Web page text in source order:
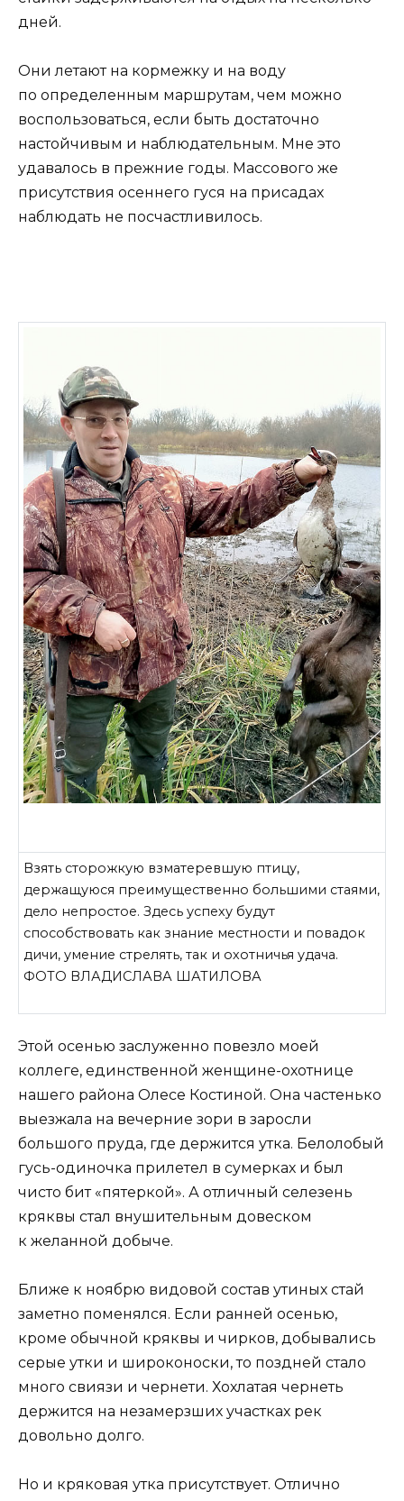
дней.
Они летают на кормежку и на воду
по определенным маршрутам, чем можно
воспользоваться, если быть достаточно
настойчивым и наблюдательным. Мне это
удавалось в прежние годы. Массового же
присутствия осеннего гуся на присадах
наблюдать не посчастливилось.
Взять сторожкую взматеревшую птицу,
держащуюся преимущественно большими стаями,
дело непростое. Здесь успеху будут
способствовать как знание местности и повадок
дичи, умение стрелять, так и охотничья удача.
ФОТО ВЛАДИСЛАВА ШАТИЛОВА
Этой осенью заслуженно повезло моей
коллеге, единственной женщине-охотнице
нашего района Олесе Костиной. Она частенько
выезжала на вечерние зори в заросли
большого пруда, где держится утка. Белолобый
гусь-одиночка прилетел в сумерках и был
чисто бит «пятеркой». А отличный селезень
кряквы стал внушительным довеском
к желанной добыче.
Ближе к ноябрю видовой состав утиных стай
заметно поменялся. Если ранней осенью,
кроме обычной кряквы и чирков, добывались
серые утки и широконоски, то поздней стало
много свиязи и чернети. Хохлатая чернеть
держится на незамерзших участках рек
довольно долго.
Но и кряковая утка присутствует. Отлично